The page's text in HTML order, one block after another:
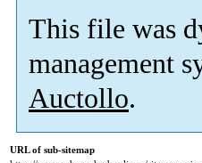
This file was
management
Auctollo.
URL of sub-sitemap